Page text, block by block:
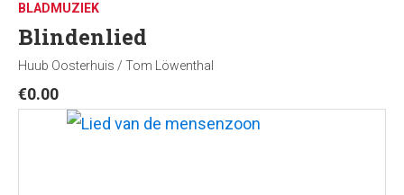
BLADMUZIEK
Blindenlied
Huub Oosterhuis / Tom Löwenthal
€0.00